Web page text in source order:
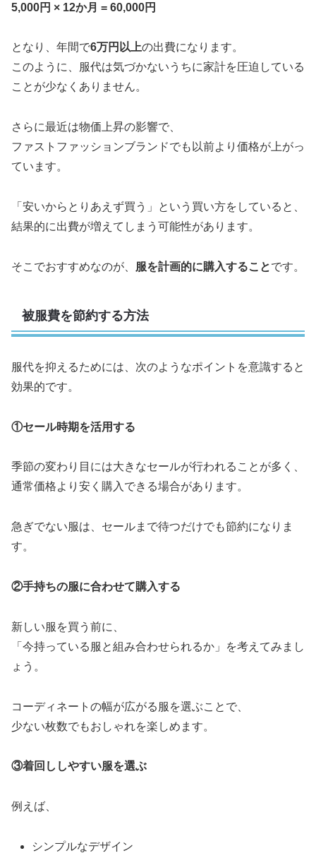
5,000円 × 12か月 = 60,000円
となり、年間で6万円以上の出費になります。
このように、服代は気づかないうちに家計を圧迫している
ことが少なくありません。
さらに最近は物価上昇の影響で、
ファストファッションブランドでも以前より価格が上がっ
ています。
「安いからとりあえず買う」という買い方をしていると、
結果的に出費が増えてしまう可能性があります。
そこでおすすめなのが、 服を計画的に購入することです。
被服費を節約する方法
服代を抑えるためには、次のようなポイントを意識すると
効果的です。
①セール時期を活用する
季節の変わり目には大きなセールが行われることが多く、
通常価格より安く購入できる場合があります。
急ぎでない服は、セールまで待つだけでも節約になりま
す。
②手持ちの服に合わせて購入する
新しい服を買う前に、
「今持っている服と組み合わせられるか」を考えてみまし
ょう。
コーディネートの幅が広がる服を選ぶことで、
少ない枚数でもおしゃれを楽しめます。
③着回ししやすい服を選ぶ
例えば、
シンプルなデザイン